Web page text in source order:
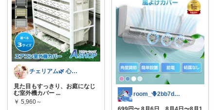
チェリアム🌿‬ 心地よい暮らし
見た目もすっきり、お庭になじ
む室外機カバー ...
￥ 5,960～
room_🪻2bb7d8bc05